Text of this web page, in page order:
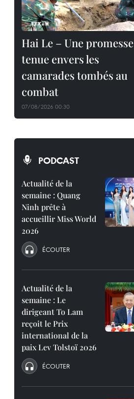
Hai Le – Une promesse
tenue envers les
camarades tombés au
combat
07/08/2026 00:30
PODCAST
Actualité de la
semaine : Quang
Ninh prête à
accueillir Miss World
2026
ÉCOUTER
Actualité de la
semaine : Le
dirigeant To Lam
reçoit le Prix
international de la
paix Lev Tolstoï 2026
ÉCOUTER